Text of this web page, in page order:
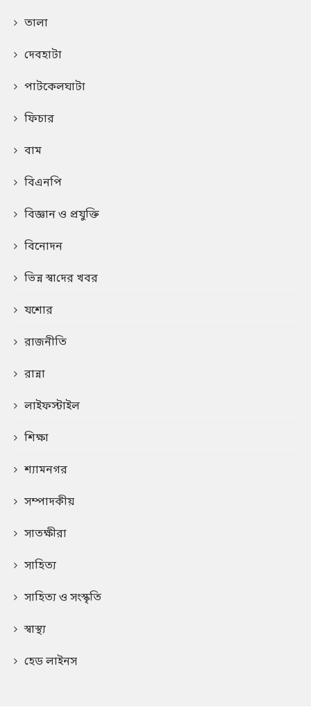
তালা
দেবহাটা
পাটকেলঘাটা
ফিচার
বাম
বিএনপি
বিজ্ঞান ও প্রযুক্তি
বিনোদন
ভিন্ন স্বা‌দের খবর
যশোর
রাজনীতি
রান্না
লাইফস্টাইল
শিক্ষা
শ্যামনগর
সম্পাদকীয়
সাতক্ষীরা
সাহিত্য
সাহিত্য ও সংস্কৃতি
স্বাস্থ্য
হেড লাইনস